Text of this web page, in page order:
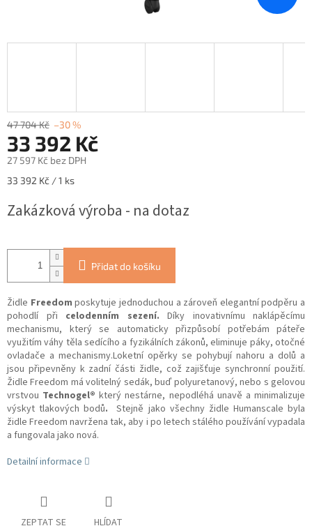
47 704 Kč –30 %
33 392 Kč
27 597 Kč bez DPH
Měrná
33 392 Kč / 1 ks
Zakázková výroba - na dotaz
Přidat do košíku
Židle Freedomposkytuje jednoduchou a zároveň elegantní podpěru a
pohodlí při
celodenním sezení. Díky inovativnímu naklápěcímu
mechanismu, který se automaticky přizpůsobí potřebám páteře
využitím váhy těla sedícího a fyzikálních zákonů, eliminuje páky, otočné
ovladače a mechanismy.Loketní opěrky se pohybují nahoru a dolů a
jsou připevněny k zadní části židle, což zajišťuje synchronní použití.
Židle Freedom má volitelný sedák, buď polyuretanový, nebo s gelovou
vrstvou Technogel® který nestárne, nepodléhá unavě a minimalizuje
výskyt tlakových bodů.
Stejně jako všechny židle Humanscale byla
židle Freedom navržena tak, aby i po letech stálého používání vypadala
a fungovala jako nová.
Detailní informace
ZEPTAT SE HLÍDAT